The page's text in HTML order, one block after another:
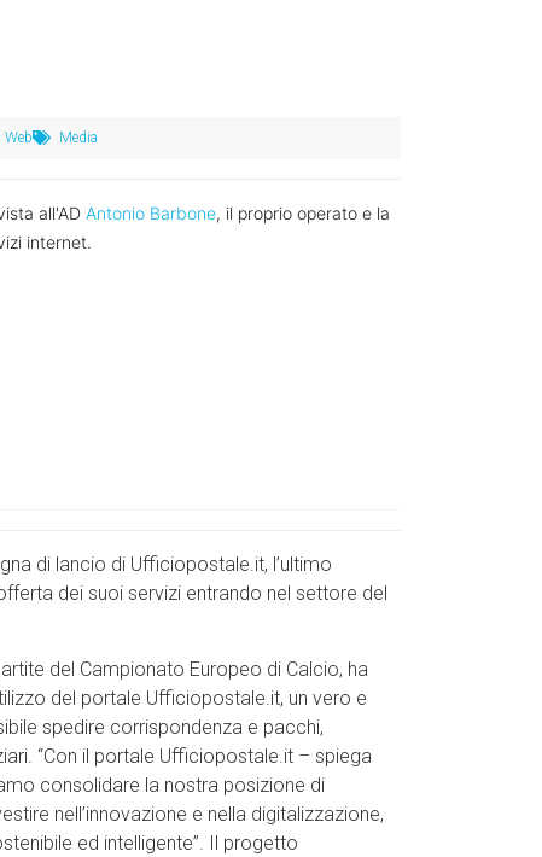
Web Media
all'AD Antonio Barbone, il proprio operato e la
internet.
di lancio di Ufficiopostale.it, l’ultimo
dei suoi servizi entrando nel settore del
del Campionato Europeo di Calcio, ha
del portale Ufficiopostale.it, un vero e
spedire corrispondenza e pacchi,
“Con il portale Ufficiopostale.it – spiega
consolidare la nostra posizione di
nell’innovazione e nella digitalizzazione,
ed intelligente”. Il progetto